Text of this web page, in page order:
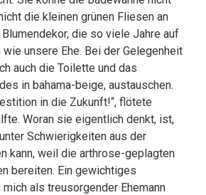
die kleinen grünen Fliesen an
die so viele Jahre auf
unsere Ehe. Bei der Gelegenheit
auch die Toilette und das
in bahama-beige, austauschen.
in die Zukunft!“, flötete
Woran sie eigentlich denkt, ist,
Schwierigkeiten aus der
kann, weil die arthrose-geplagten
bereiten. Ein gewichtiges
als treusorgender Ehemann